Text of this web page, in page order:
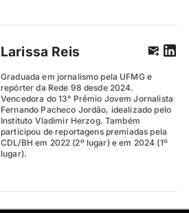
Larissa Reis
Graduada em jornalismo pela UFMG e
repórter da Rede 98 desde 2024.
Vencedora do 13° Prêmio Jovem Jornalista
Fernando Pacheco Jordão, idealizado pelo
Instituto Vladimir Herzog. Também
participou de reportagens premiadas pela
CDL/BH em 2022 (2º lugar) e em 2024 (1º
lugar).